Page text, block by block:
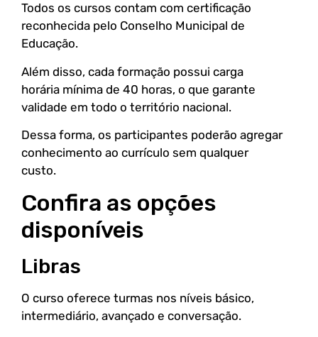
Todos os cursos contam com certificação
reconhecida pelo Conselho Municipal de
Educação.
Além disso, cada formação possui carga
horária mínima de 40 horas, o que garante
validade em todo o território nacional.
Dessa forma, os participantes poderão agregar
conhecimento ao currículo sem qualquer
custo.
Confira as opções
disponíveis
Libras
O curso oferece turmas nos níveis básico,
intermediário, avançado e conversação.